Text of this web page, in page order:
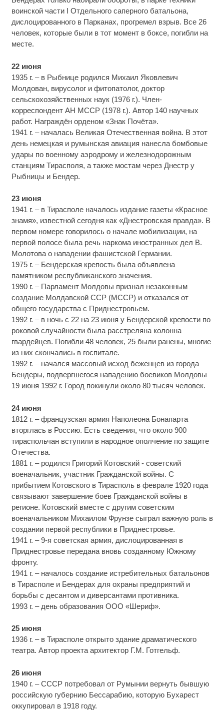
воинской части I Отдельного саперного батальона,
дислоцированного в Парканах, прогремел взрыв. Все 26
человек, которые были в тот момент в боксе, погибли на
месте.
22 июня
1935 г. – в Рыбнице родился Михаил Яковлевич
Молдован, вирусолог и фитопатолог, доктор
сельскохозяйственных наук (1976 г.). Член-
корреспондент АН МССР (1978 г.). Автор 140 научных
работ. Награждён орденом «Знак Почёта».
1941 г. – началась Великая Отечественная война. В этот
день немецкая и румынская авиация нанесла бомбовые
удары по военному аэродрому и железнодорожным
станциям Тирасполя, а также мостам через Днестр у
Рыбницы и Бендер.
23 июня
1941 г. – в Тирасполе началось издание газеты «Красное
знамя», известной сегодня как «Днестровская правда». В
первом номере говорилось о начале мобилизации, на
первой полосе была речь наркома иностранных дел В.
Молотова о нападении фашистской Германии.
1975 г. – Бендерская крепость была объявлена
памятником республиканского значения.
1990 г. – Парламент Молдовы признал незаконным
создание Молдавской ССР (МССР) и отказался от
общего государства с Приднестровьем.
1992 г. – в ночь с 22 на 23 июня у Бендерской крепости по
роковой случайности была расстреляна колонна
гвардейцев. Погибли 48 человек, 25 были ранены, многие
из них скончались в госпитале.
1992 г. – начался массовый исход беженцев из города
Бендеры, подвергшегося нападению боевиков Молдовы
19 июня 1992 г. Город покинули около 80 тысяч человек.
24 июня
1812 г. – французская армия Наполеона Бонапарта
вторглась в Россию. Есть сведения, что около 900
тираспольчан вступили в народное ополчение по защите
Отечества.
1881 г. – родился Григорий Котовский - советский
военачальник, участник Гражданской войны. С
прибытием Котовского в Тирасполь в феврале 1920 года
связывают завершение боев Гражданской войны в
регионе. Котовский вместе с другим советским
военачальником Михаилом Фрунзе сыграл важную роль в
создании первой республики в Приднестровье.
1941 г. – 9-я советская армия, дислоцированная в
Приднестровье передана вновь созданному Южному
фронту.
1941 г. – началось создание истребительных батальонов
в Тирасполе и Бендерах для охраны предприятий и
борьбы с десантом и диверсантами противника.
1993 г. – день образования ООО «Шериф».
25 июня
1936 г. – в Тирасполе открыто здание драматического
театра. Автор проекта архитектор Г.М. Готгельф.
26 июня
1940 г. – СССР потребовал от Румынии вернуть бывшую
российскую губернию Бессарабию, которую Бухарест
оккупировал в 1918 году.